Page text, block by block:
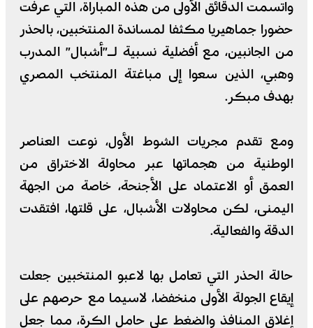
واتسمت الدقائق الأولى من هذه المباراة، التي عرفت
حضورا جماهيريا مكثفا لمساندة المنتخبين، بالحذر
من الجانبين، مع أفضلية نسبية لـ”أشبال” المدرب
وهبي، الذين سعوا إلى مباغتة المنتخب المصري
بهدف مبكر.
ومع تقدم مجريات الشوط الأول، نوعت العناصر
الوطنية من هجماتها عبر محاولة الاختراق من
العمق أو الاعتماد على الأجنحة، خاصة من الجهة
اليمنى، لكن محاولات الأشبال، على قلتها، افتقدت
الدقة والفعالية.
حالة الحذر التي تعامل بها لاعبو المنتخبين جعلت
إيقاع الجولة الأولى منخفضا، لاسيما مع حرصهم على
إغلاق المنافذ والضغط على حامل الكرة، مما جعل